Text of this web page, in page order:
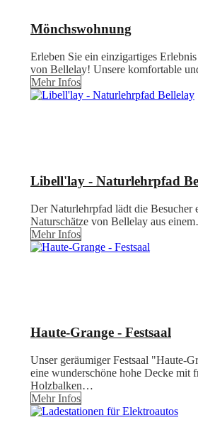
Mönchswohnung
Erleben Sie ein einzigartiges
von Bellelay! Unsere komfortable
Mehr Infos
Libell'lay - Naturlehrpfad
Der Naturlehrpfad lädt die Besucher
Naturschätze von Bellelay aus
Mehr Infos
Haute-Grange - Festsaal
Unser geräumiger Festsaal "Haute-
eine wunderschöne hohe Decke mit
Holzbalken…
Mehr Infos